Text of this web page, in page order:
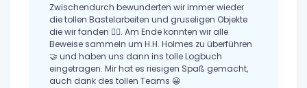
Zwischendurch bewunderten wir immer wieder
die tollen Bastelarbeiten und gruseligen Objekte
die wir fanden 🧟‍♂️. Am Ende konnten wir alle
Beweise sammeln um H.H. Holmes zu überführen
🤝 und haben uns dann ins tolle Logbuch
eingetragen. Mir hat es riesigen Spaß gemacht,
auch dank des tollen Teams 😀